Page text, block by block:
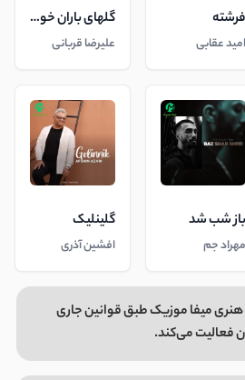
فرشته
امید عقابی
گلهای باران خورده
علیرضا قربانی
باز شب شد
مهراد جم
گلینلیک
افشین آذری
میفا موزیک طبق قوانین جاری
فعالیت می‌کند.